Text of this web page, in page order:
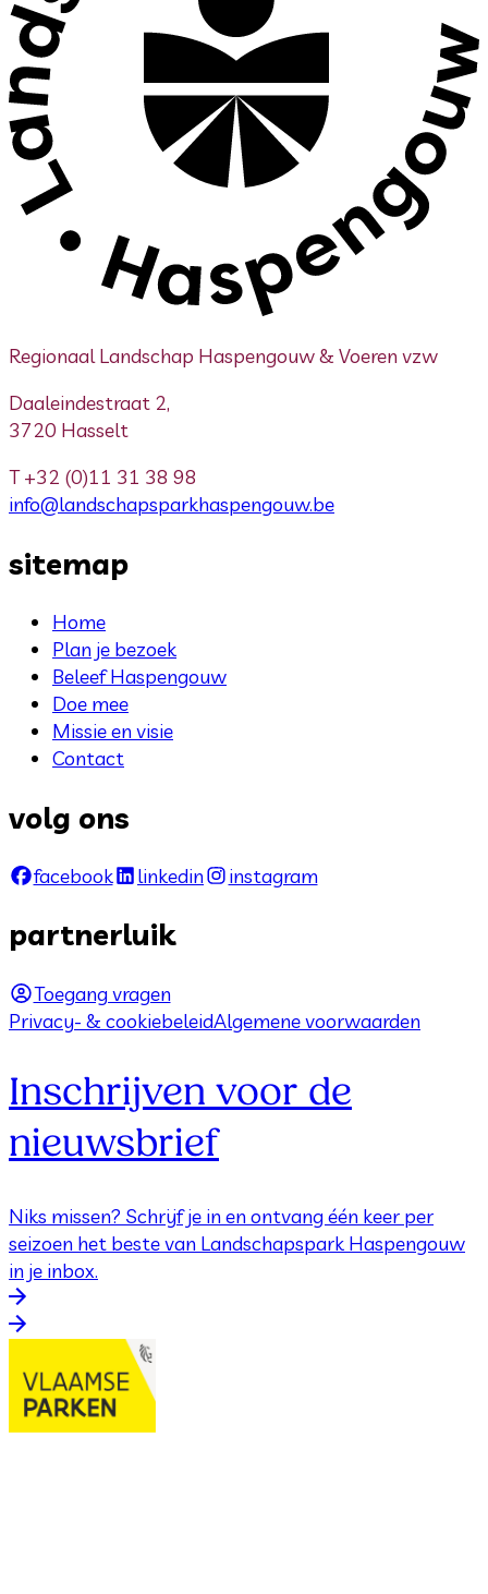
Regionaal Landschap Haspengouw & Voeren vzw
Daaleindestraat 2,
3720 Hasselt
T+32 (0)11 31 38 98
info@landschapsparkhaspengouw.be
sitemap
Home
Plan je bezoek
Beleef Haspengouw
Doe mee
Missie en visie
Contact
volg ons
facebook linkedin instagram
partnerluik
Toegang vragen
Privacy- & cookiebeleidAlgemene voorwaarden
Inschrijven voor de
nieuwsbrief
Niks missen? Schrijf je in en ontvang één keer per
seizoen het beste van Landschapspark Haspengouw
in je inbox.